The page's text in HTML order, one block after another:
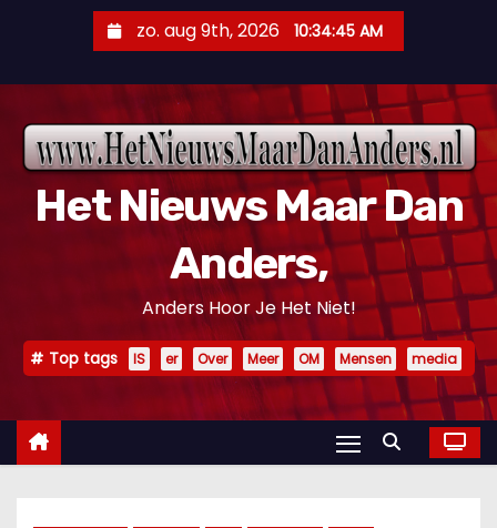
n
zo. aug 9th, 2026 10:34:46 AM
Het Nieuws Maar Dan
Anders,
Anders Hoor Je Het Niet!
Top tags IS er Over Meer OM Mensen media